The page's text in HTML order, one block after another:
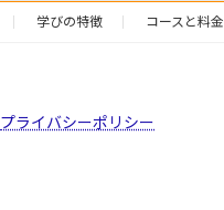
学びの特徴 コースと料金
プライバシーポリシー